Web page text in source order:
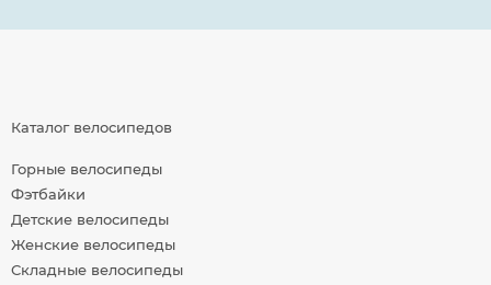
Каталог велосипедов
Горные велосипеды
Фэтбайки
Детские велосипеды
Женские велосипеды
Складные велосипеды